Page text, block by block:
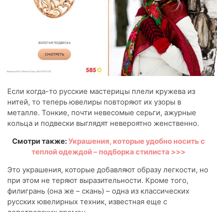
Если когда-то русские мастерицы плели кружева из
нитей, то теперь ювелиры повторяют их узоры в
металле. Тонкие, почти невесомые серьги, ажурные
кольца и подвески выглядят невероятно женственно.
Смотри также:Украшения, которые удобно носить с
теплой одеждой – подборка стилиста >>>
Это украшения, которые добавляют образу легкости, но
при этом не теряют выразительности. Кроме того,
филигрань (она же – скань) – одна из классических
русских ювелирных техник, известная еще с